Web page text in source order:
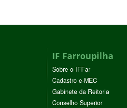
IF Farroupilha
Sobre o IFFar
Cadastro e-MEC
Gabinete da Reitoria
Conselho Superior